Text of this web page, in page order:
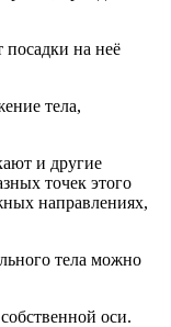
посадки на неё
тела,
и другие
точек этого
направлениях,
тела можно
оси.